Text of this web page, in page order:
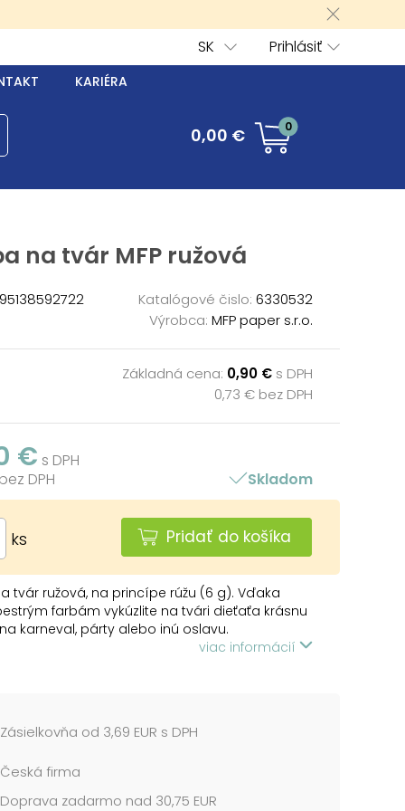
Prihlásiť
SK
KARIÉRA
0,00 € 0
na tvár MFP ružová
Katalógové čislo: 6330532
Výrobca: MFP paper s.r.o.
Základná cena: 0,90 € s DPH
0,73 € bez DPH
€ s DPH
DPH
Skladom
ks Pridať do košíka
tvár ružová, na princípe rúžu (6 g). Vďaka
farbám vykúzlite na tvári dieťaťa krásnu
karneval, párty alebo inú oslavu.
POUŽITIE:
vyskúšať farbičky na menej citlivom
k podráždeniu pokožky, nepoužívajte a
viac informácií
Zásielkovňa od 3,69 EUR s DPH
Česká firma
Doprava zadarmo nad 30,75 EUR